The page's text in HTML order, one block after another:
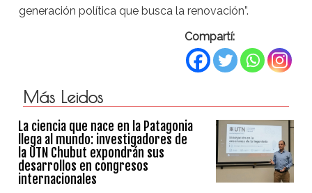
generación política que busca la renovación”.
Compartí:
Más Leidos
La ciencia que nace en la Patagonia
llega al mundo: investigadores de
la UTN Chubut expondrán sus
desarrollos en congresos
internacionales